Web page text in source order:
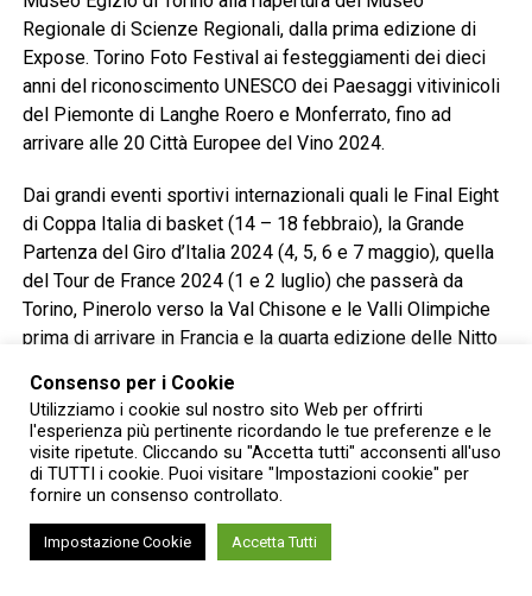
Regionale di Scienze Regionali, dalla prima edizione di
Expose. Torino Foto Festival ai festeggiamenti dei dieci
anni del riconoscimento UNESCO dei Paesaggi vitivinicoli
del Piemonte di Langhe Roero e Monferrato, fino ad
arrivare alle 20 Città Europee del Vino 2024.
Dai grandi eventi sportivi internazionali quali le Final Eight
di Coppa Italia di basket (14 – 18 febbraio), la Grande
Partenza del Giro d’Italia 2024 (4, 5, 6 e 7 maggio), quella
del Tour de France 2024 (1 e 2 luglio) che passerà da
Torino, Pinerolo verso la Val Chisone e le Valli Olimpiche
prima di arrivare in Francia e la quarta edizione delle Nitto
Jazz Festival, Collisioni, Sonic Park Festival, Movement
Torino Music Festival, Stresa Festival – Settimane
musicali di Stresa, MITO SettembreMusica, ecc.) ai saloni
(del Libro, dell’Auto, del Gusto, ecc.) e alla 94esima
d’Alba (12 ottobre – 8 dicembre).
Consenso per i Cookie
Utilizziamo i cookie sul nostro sito Web per offrirti
l'esperienza più pertinente ricordando le tue preferenze e le
visite ripetute. Cliccando su "Accetta tutti" acconsenti all'uso
di TUTTI i cookie. Puoi visitare "Impostazioni cookie" per
fornire un consenso controllato.
Impostazione Cookie Accetta Tutti